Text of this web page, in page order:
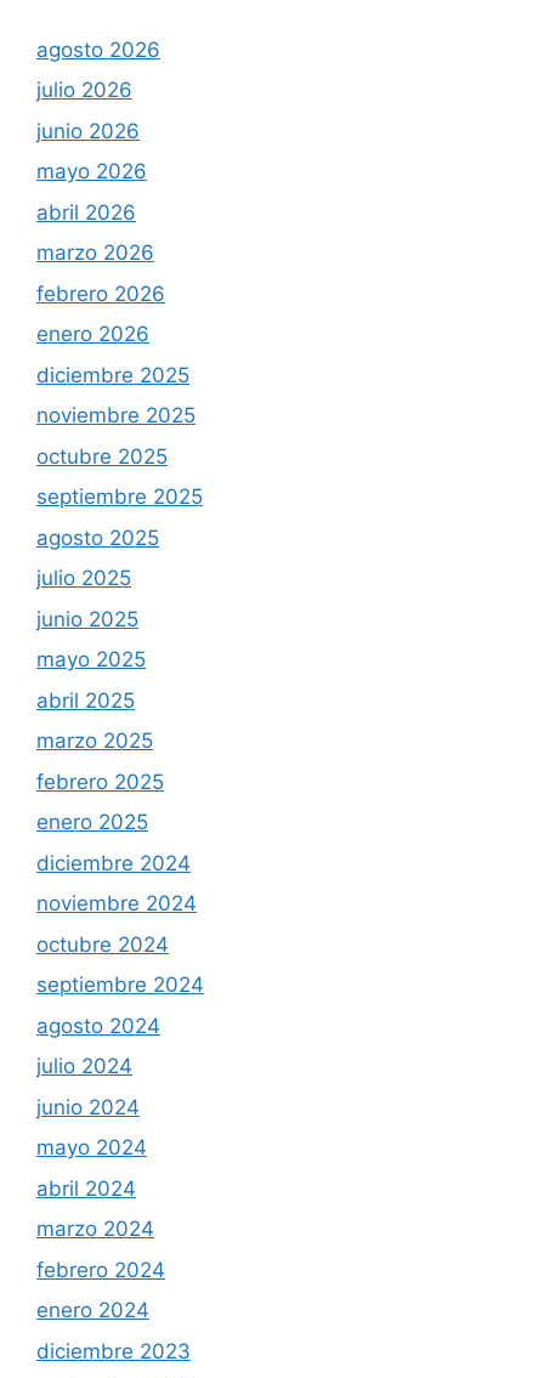
agosto 2026
julio 2026
junio 2026
mayo 2026
abril 2026
marzo 2026
febrero 2026
enero 2026
diciembre 2025
noviembre 2025
octubre 2025
septiembre 2025
agosto 2025
julio 2025
junio 2025
mayo 2025
abril 2025
marzo 2025
febrero 2025
enero 2025
diciembre 2024
noviembre 2024
octubre 2024
septiembre 2024
agosto 2024
julio 2024
junio 2024
mayo 2024
abril 2024
marzo 2024
febrero 2024
enero 2024
diciembre 2023